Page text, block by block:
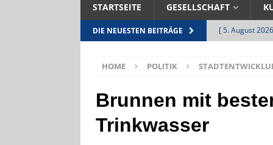
STARTSEITE GESELLSCHAFT
DIE NEUESTEN BEITRÄGE [ 5. August
[ 4. August
HOME POLITIK
Brunnen mit
Trinkwasser